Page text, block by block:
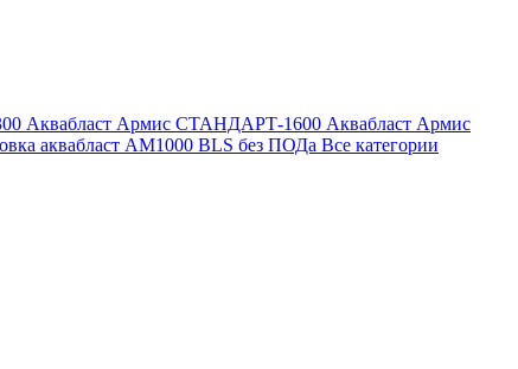
Аквабласт Армис СТАНДАРТ-1600 Аквабласт Армис
аквабласт AM1000 BLS без ПОДа Все категории